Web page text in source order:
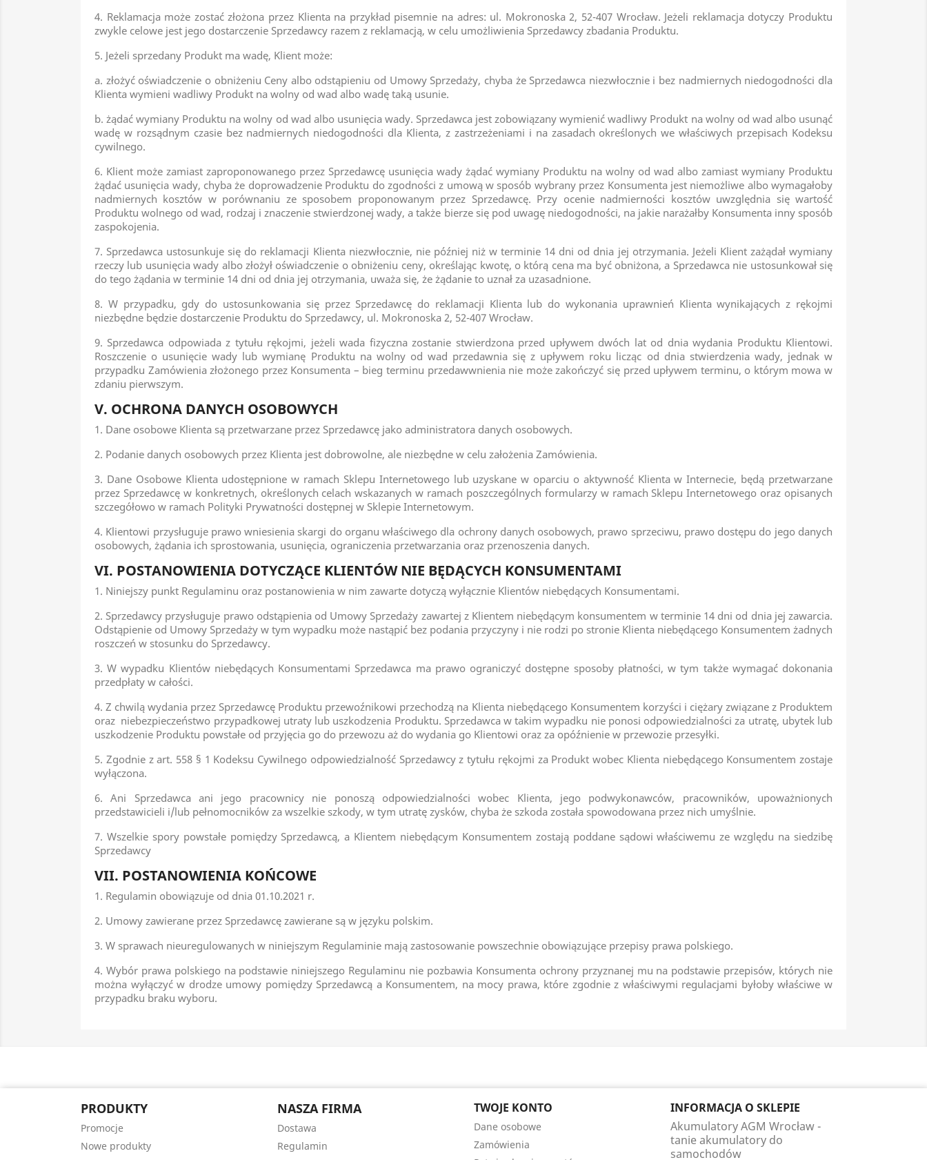
4. Reklamacja może zostać złożona przez Klienta na przykład pisemnie na adres: ul. Mokronoska 2, 52-407 Wrocław. Jeżeli reklamacja dotyczy Produktu
zwykle celowe jest jego dostarczenie Sprzedawcy razem z reklamacją, w celu umożliwienia Sprzedawcy zbadania Produktu.
5. Jeżeli sprzedany Produkt ma wadę, Klient może:
a. złożyć oświadczenie o obniżeniu Ceny albo odstąpieniu od Umowy Sprzedaży, chyba że Sprzedawca niezwłocznie i bez nadmiernych niedogodności dla
Klienta wymieni wadliwy Produkt na wolny od wad albo wadę taką usunie.
b. żądać wymiany Produktu na wolny od wad albo usunięcia wady. Sprzedawca jest zobowiązany wymienić wadliwy Produkt na wolny od wad albo usunąć
wadę w rozsądnym czasie bez nadmiernych niedogodności dla Klienta, z zastrzeżeniami i na zasadach określonych we właściwych przepisach Kodeksu
cywilnego.
6. Klient może zamiast zaproponowanego przez Sprzedawcę usunięcia wady żądać wymiany Produktu na wolny od wad albo zamiast wymiany Produktu
żądać usunięcia wady, chyba że doprowadzenie Produktu do zgodności z umową w sposób wybrany przez Konsumenta jest niemożliwe albo wymagałoby
nadmiernych kosztów w porównaniu ze sposobem proponowanym przez Sprzedawcę. Przy ocenie nadmierności kosztów uwzględnia się wartość
Produktu wolnego od wad, rodzaj i znaczenie stwierdzonej wady, a także bierze się pod uwagę niedogodności, na jakie narażałby Konsumenta inny sposób
zaspokojenia.
7. Sprzedawca ustosunkuje się do reklamacji Klienta niezwłocznie, nie później niż w terminie 14 dni od dnia jej otrzymania. Jeżeli Klient zażądał wymiany
rzeczy lub usunięcia wady albo złożył oświadczenie o obniżeniu ceny, określając kwotę, o którą cena ma być obniżona, a Sprzedawca nie ustosunkował się
do tego żądania w terminie 14 dni od dnia jej otrzymania, uważa się, że żądanie to uznał za uzasadnione.
8. W przypadku, gdy do ustosunkowania się przez Sprzedawcę do reklamacji Klienta lub do wykonania uprawnień Klienta wynikających z rękojmi
niezbędne będzie dostarczenie Produktu do Sprzedawcy, ul. Mokronoska 2, 52-407 Wrocław.
9. Sprzedawca odpowiada z tytułu rękojmi, jeżeli wada fizyczna zostanie stwierdzona przed upływem dwóch lat od dnia wydania Produktu Klientowi.
Roszczenie o usunięcie wady lub wymianę Produktu na wolny od wad przedawnia się z upływem roku licząc od dnia stwierdzenia wady, jednak w
przypadku Zamówienia złożonego przez Konsumenta – bieg terminu przedawwnienia nie może zakończyć się przed upływem terminu, o którym mowa w
zdaniu pierwszym.
V. OCHRONA DANYCH OSOBOWYCH
1. Dane osobowe Klienta są przetwarzane przez Sprzedawcę jako administratora danych osobowych.
2. Podanie danych osobowych przez Klienta jest dobrowolne, ale niezbędne w celu założenia Zamówienia.
3. Dane Osobowe Klienta udostępnione w ramach Sklepu Internetowego lub uzyskane w oparciu o aktywność Klienta w Internecie, będą przetwarzane
przez Sprzedawcę w konkretnych, określonych celach wskazanych w ramach poszczególnych formularzy w ramach Sklepu Internetowego oraz opisanych
szczegółowo w ramach Polityki Prywatności dostępnej w Sklepie Internetowym.
4. Klientowi przysługuje prawo wniesienia skargi do organu właściwego dla ochrony danych osobowych, prawo sprzeciwu, prawo dostępu do jego danych
osobowych, żądania ich sprostowania, usunięcia, ograniczenia przetwarzania oraz przenoszenia danych.
VI. POSTANOWIENIA DOTYCZĄCE KLIENTÓW NIE BĘDĄCYCH KONSUMENTAMI
1. Niniejszy punkt Regulaminu oraz postanowienia w nim zawarte dotyczą wyłącznie Klientów niebędących Konsumentami.
2. Sprzedawcy przysługuje prawo odstąpienia od Umowy Sprzedaży zawartej z Klientem niebędącym konsumentem w terminie 14 dni od dnia jej zawarcia.
Odstąpienie od Umowy Sprzedaży w tym wypadku może nastąpić bez podania przyczyny i nie rodzi po stronie Klienta niebędącego Konsumentem żadnych
roszczeń w stosunku do Sprzedawcy.
3. W wypadku Klientów niebędących Konsumentami Sprzedawca ma prawo ograniczyć dostępne sposoby płatności, w tym także wymagać dokonania
przedpłaty w całości.
4. Z chwilą wydania przez Sprzedawcę Produktu przewoźnikowi przechodzą na Klienta niebędącego Konsumentem korzyści i ciężary związane z Produktem
oraz niebezpieczeństwo przypadkowej utraty lub uszkodzenia Produktu. Sprzedawca w takim wypadku nie ponosi odpowiedzialności za utratę, ubytek lub
uszkodzenie Produktu powstałe od przyjęcia go do przewozu aż do wydania go Klientowi oraz za opóźnienie w przewozie przesyłki.
5. Zgodnie z art. 558 § 1 Kodeksu Cywilnego odpowiedzialność Sprzedawcy z tytułu rękojmi za Produkt wobec Klienta niebędącego Konsumentem zostaje
wyłączona.
6. Ani Sprzedawca ani jego pracownicy nie ponoszą odpowiedzialności wobec Klienta, jego podwykonawców, pracowników, upoważnionych
przedstawicieli i/lub pełnomocników za wszelkie szkody, w tym utratę zysków, chyba że szkoda została spowodowana przez nich umyślnie.
7. Wszelkie spory powstałe pomiędzy Sprzedawcą, a Klientem niebędącym Konsumentem zostają poddane sądowi właściwemu ze względu na siedzibę
Sprzedawcy
VII. POSTANOWIENIA KOŃCOWE
1. Regulamin obowiązuje od dnia 01.10.2021 r.
2. Umowy zawierane przez Sprzedawcę zawierane są w języku polskim.
3. W sprawach nieuregulowanych w niniejszym Regulaminie mają zastosowanie powszechnie obowiązujące przepisy prawa polskiego.
4. Wybór prawa polskiego na podstawie niniejszego Regulaminu nie pozbawia Konsumenta ochrony przyznanej mu na podstawie przepisów, których nie
można wyłączyć w drodze umowy pomiędzy Sprzedawcą a Konsumentem, na mocy prawa, które zgodnie z właściwymi regulacjami byłoby właściwe w
przypadku braku wyboru.
PRODUKTY
Promocje
Nowe produkty
NASZA FIRMA
Dostawa
Regulamin
TWOJE KONTO
Dane osobowe
Zamówienia
INFORMACJA O SKLEPIE
Akumulatory AGM Wrocław -
tanie akumulatory do
samochodów